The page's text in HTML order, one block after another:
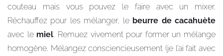
couteau mais vous pouvez le faire avec un mixer.
Réchauffez pour les mélanger, le beurre de cacahuète
avec le miel . Remuez vivement pour former un mélange
homogène. Mélangez consciencieusement (je l’ai fait avec